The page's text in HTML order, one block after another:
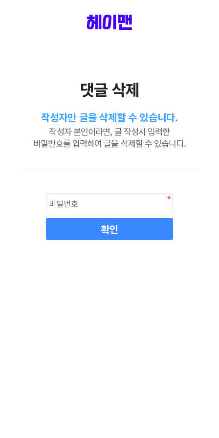
헤이맨
댓글 삭제
작성자만 글을 삭제할 수 있습니다.
작성자 본인이라면, 글 작성시 입력한
비밀번호를 입력하여 글을 삭제할 수 있습니다.